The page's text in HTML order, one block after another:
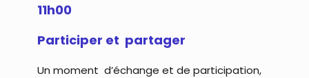
11h00
Participer et partager
Un moment d’échange et de participation,